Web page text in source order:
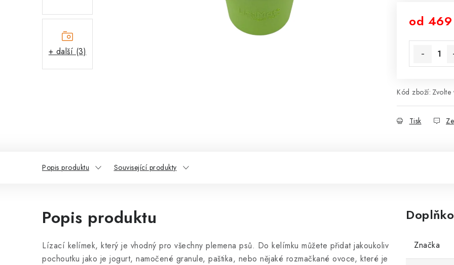
+ další (3)
od 469
Kód zboží: Zvolte
Tisk
Popis produktu Související produkty
Popis produktu
Lízací kelímek, který je vhodný pro všechny plemena psů. Do kelímku můžete přidat jakoukoliv
pochoutku jako je jogurt, namočené granule, paštika, nebo nějaké rozmačkané ovoce, které je
Značka